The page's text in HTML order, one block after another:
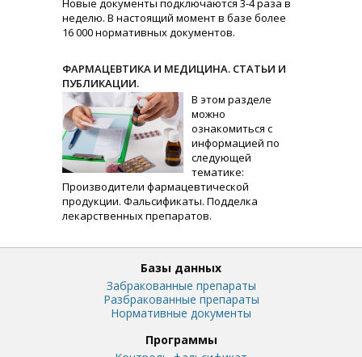
Новые документы подключаются 3-4 раза в
неделю. В настоящий момент в базе более
16 000 нормативных документов.
ФАРМАЦЕВТИКА И МЕДИЦИНА. СТАТЬИ И
ПУБЛИКАЦИИ.
В этом разделе
можно
ознакомиться с
информацией по
следующей
тематике:
Производители фармацевтической
продукции. Фальсификаты. Подделка
лекарственных препаратов.
Базы данных
Забракованные препараты
Разбракованные препараты
Нормативные документы
Программы